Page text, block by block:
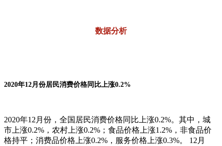
数据分析
2020年12月份居民消费价格同比上涨0.2%
2020年12月份，全国居民消费价格同比上涨0.2%。其中，城
市上涨0.2%，农村上涨0.2%；食品价格上涨1.2%，非食品价
格持平；消费品价格上涨0.2%，服务价格上涨0.3%。 12月